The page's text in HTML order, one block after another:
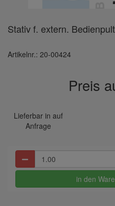
Stativ f. extern. Bedienpult
Artikelnr.: 20-00424
Preis
Lieferbar in auf
Anfrage
in den